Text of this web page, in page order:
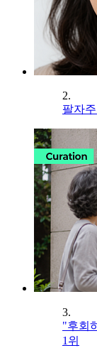
2.
팔자
3.
"후회
1위